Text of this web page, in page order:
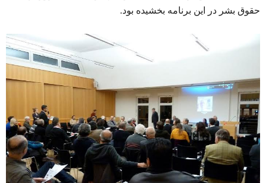
حقوق بشر در این برنامه بخشیده بود.